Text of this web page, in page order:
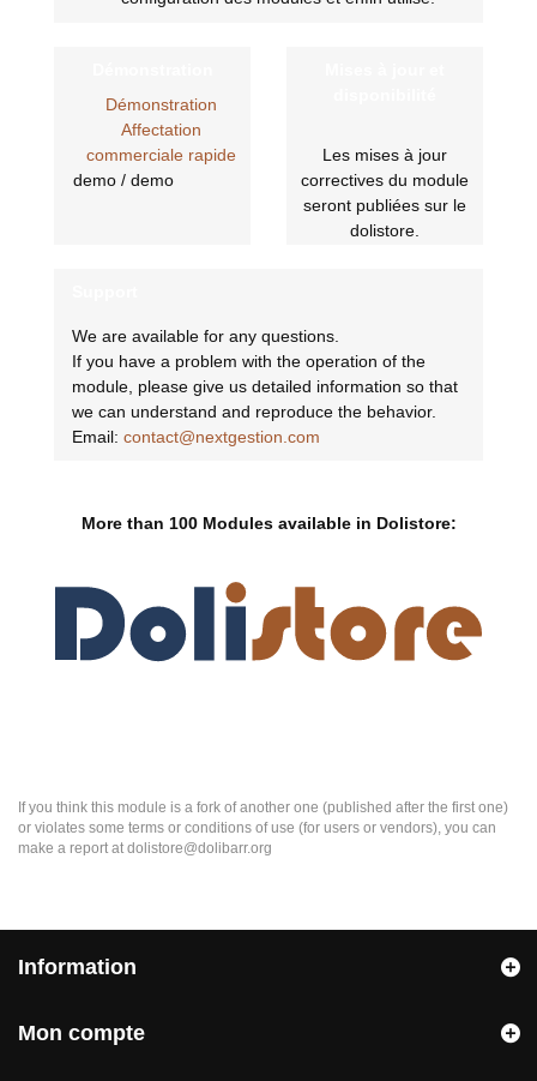
Démonstration
Affectation
commerciale rapide
demo / demo
Les mises à jour
correctives du module
seront publiées sur le
dolistore.
We are available for any questions.
If you have a problem with the operation of the
module, please give us detailed information so that
we can understand and reproduce the behavior.
Email: contact@nextgestion.com
More than 100 Modules available in Dolistore:
If you think this module is a fork of another one (published after the first one)
or violates some terms or conditions of use (for users or vendors), you can
make a report at dolistore@dolibarr.org
Information
Mon compte